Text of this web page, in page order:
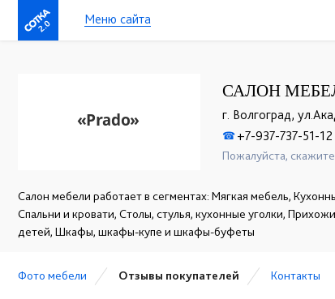
2.0 Меню сайта
САЛОН
г. Волгоград,
☎+7-937-737-51-12
Пожалуйста,
Салон мебели работает в сегментах: Мягкая мебель,
Спальни и кровати, Столы, стулья, кухонные уголки,
детей, Шкафы, шкафы-купе и шкафы-буфеты
Фото мебели Отзывы покупателей Контакты